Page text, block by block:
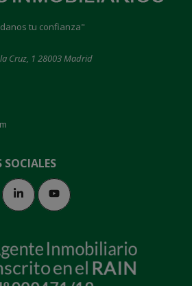
tu confianza"
Cruz, 1 28003 Madrid
SOCIALES